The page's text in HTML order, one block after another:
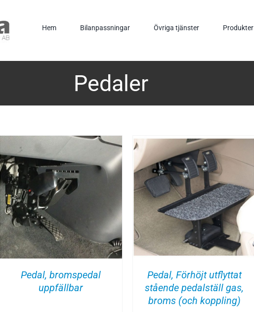
Hem Bilanpassningar Övriga tjänster Produkter
Pedaler
Pedal, bromspedal
uppfällbar
Pedal, Förhöjt utflyttat
stående pedalställ gas,
broms (och koppling)
DETALJER